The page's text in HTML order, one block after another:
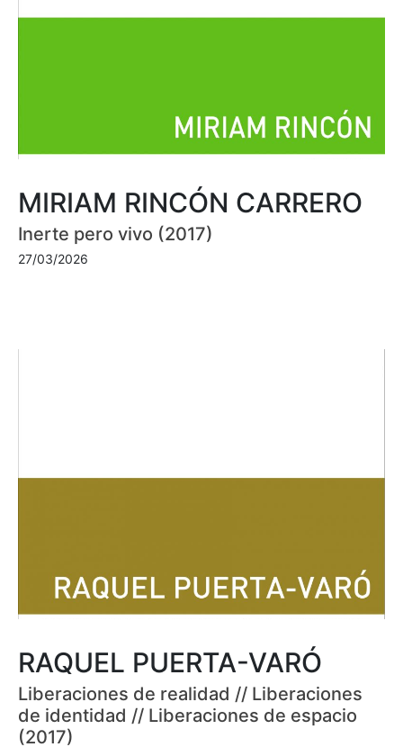
MIRIAM RINCÓN CARRERO
Inerte pero vivo (2017)
27/03/2026
RAQUEL PUERTA-VARÓ
Liberaciones de realidad // Liberaciones
de identidad // Liberaciones de espacio
(2017)